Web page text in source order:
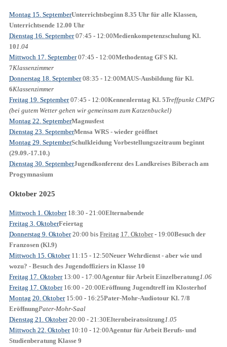
Montag 15. SeptemberUnterrichtsbeginn 8.35 Uhr für alle Klassen,
Unterrichtsende 12.00 Uhr
Dienstag 16. September07:45 - 12:00Medienkompetenzschulung Kl.
10 1.04
Mittwoch 17. September07:45 - 12:00Methodentag GFS Kl.
7Klassenzimmer
Donnerstag 18. September08:35 - 12:00MAUS-Ausbildung für Kl.
6Klassenzimmer
Freitag 19. September07:45 - 12:00Kennenlerntag Kl. 5Treffpunkt CMPG
(bei gutem Wetter gehen wir gemeinsam zum Katzenbuckel)
Montag 22. SeptemberMagnusfest
Dienstag 23. SeptemberMensa WRS - wieder geöffnet
Montag 29. SeptemberSchulkleidung Vorbestellungszeitraum beginnt
(29.09.-17.10.)
Dienstag 30. SeptemberJugendkonferenz des Landkreises Biberach am
Progymnasium
Oktober 2025
Mittwoch 1. Oktober18:30 - 21:00Elternabende
Freitag 3. OktoberFeiertag
Donnerstag 9. Oktober20:00 bis Freitag 17. Oktober- 19:00Besuch der
Franzosen (Kl.9)
Mittwoch 15. Oktober11:15 - 12:50Neuer Wehrdienst - aber wie und
wozu? - Besuch des Jugendoffiziers in Klasse 10
Freitag 17. Oktober13:00 - 17:00Agentur für Arbeit Einzelberatung1.06
Freitag 17. Oktober16:00 - 20:00Eröffnung Jugendtreff im Klosterhof
Montag 20. Oktober15:00 - 16:25Pater-Mohr-Audiotour Kl. 7/8
EröffnungPater-Mohr-Saal
Dienstag 21. Oktober20:00 - 21:30Elternbeiratssitzung1.05
Mittwoch 22. Oktober10:10 - 12:00Agentur für Arbeit Berufs- und
Studienberatung Klasse 9